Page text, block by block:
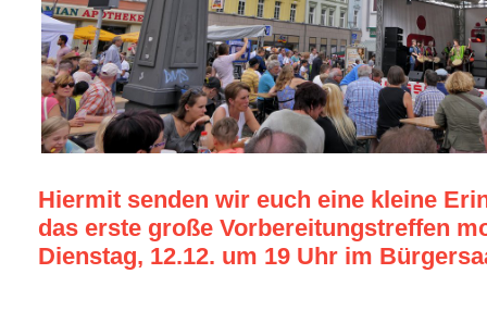
Hiermit senden wir euch eine kleine
das erste große Vorbereitungstreffen
Dienstag, 12.12. um 19 Uhr im